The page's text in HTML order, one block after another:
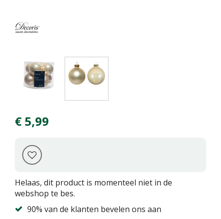
€ 5,99
Helaas, dit product is momenteel niet in de
webshop te bes.
90% van de klanten bevelen ons aan